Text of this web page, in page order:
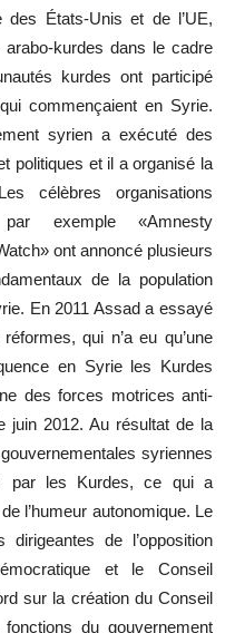
des États-Unis et de l’UE,
kurdes dans le cadre
kurdes ont participé
commençaient en Syrie.
syrien a exécuté des
politiques et il a organisé la
célèbres organisations
par exemple «Amnesty
ont annoncé plusieurs
de la population
En 2011 Assad a essayé
qui n’a eu qu’une
en Syrie les Kurdes
des forces motrices anti-
juin 2012. Au résultat de la
syriennes
par les Kurdes, ce qui a
l’humeur autonomique. Le
dirigeantes de l’opposition
et le Conseil
sur la création du Conseil
du gouvernement